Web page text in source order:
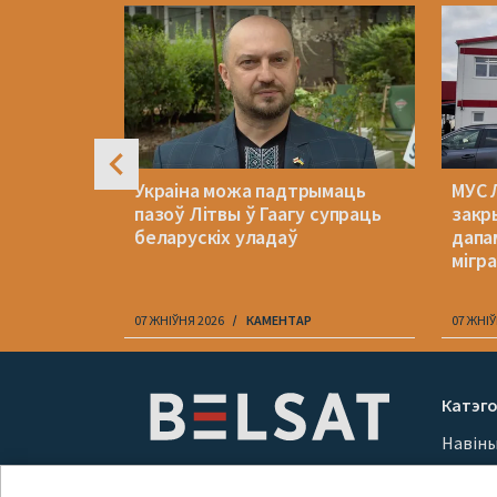
Украіна можа падтрымаць
пазоў Літвы ў Гаагу супраць
беларускіх уладаў
07 ЖНІЎНЯ 2026 КАМЕНТАР
МУС
07
Навіны
Вайна